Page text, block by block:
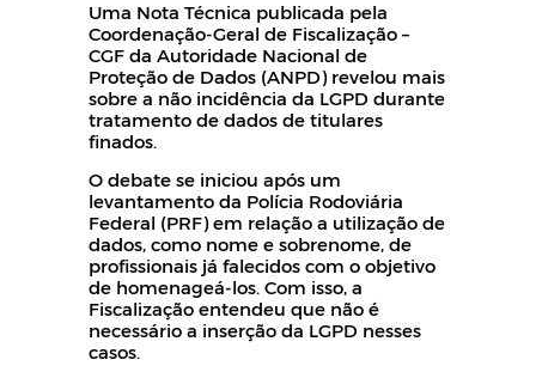
Uma Nota Técnica publicada pela
Coordenação-Geral de Fiscalização –
CGF da Autoridade Nacional de
Proteção de Dados (ANPD) revelou mais
sobre a não incidência da LGPD durante
tratamento de dados de titulares
finados.
O debate se iniciou após um
levantamento da Polícia Rodoviária
Federal (PRF) em relação a utilização de
dados, como nome e sobrenome, de
profissionais já falecidos com o objetivo
de homenageá-los. Com isso, a
Fiscalização entendeu que não é
necessário a inserção da LGPD nesses
casos.